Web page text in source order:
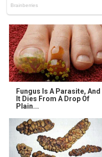
Fungus Is A Parasite, And
It Dies From A Drop Of
Plain...